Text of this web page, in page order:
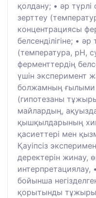
қолдану; • әр
зерттеу
концентрациясы
белсенділігіне; •
(температура, рН,
ферменттердің
үшін эксперимент
болжамның ғылыми
(гипотезаны
майлардың,
қышқылдарының
қасиеттері мен
Қауіпсіз
деректерін жинау,
интерпретациялау,
бойынша
қорытынды